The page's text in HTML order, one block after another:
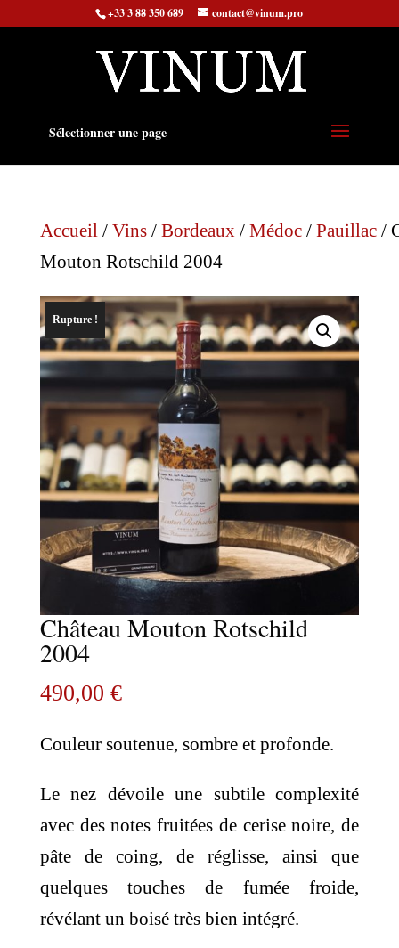
+33 3 88 350 689 contact@vinum.pro
Sélectionner une page
Accueil/ Vins/ Bordeaux/ Médoc/ Pauillac/
Mouton Rotschild 2004
Rupture !
Château Mouton Rotschild
2004
490,00 €
Couleur soutenue, sombre et profonde.
Le nez dévoile une subtile complexité
avec des notes fruitées de cerise noire, de
pâte de coing, de réglisse, ainsi que
quelques touches de fumée froide,
révélant un boisé très bien intégré.